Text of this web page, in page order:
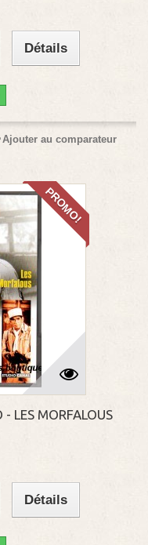
Détails
Ajouter au comparateur
PROMO!
LES MORFALOUS
Détails